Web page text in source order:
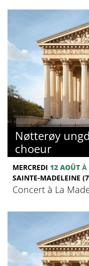
Nøtterøy
choeur
MERCREDI 12 AOÛT À
SAINTE-MADELEINE
Concert à La